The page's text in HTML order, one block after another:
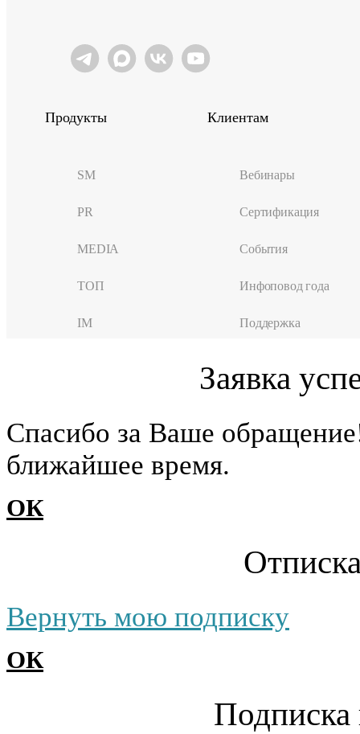
Продукты
SM
PR
MEDIA
ТОП
IM
Клиентам
Вебинары
Сертификация
События
Инфоповод года
Поддержка
Заявка
Cпасибо за Ваше
ближайшее время.
ОК
Вернуть мою подписку
ОК
Подписка